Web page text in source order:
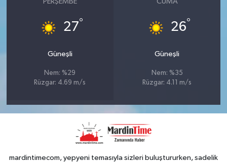
27°
Güneşli
Nem: %29
Rüzgar: 4.69 m/s
26°
Güneşli
Nem: %35
Rüzgar: 4.11 m/s
mardintimecom, yepyeni temasıyla sizleri buluştururken, sadelik